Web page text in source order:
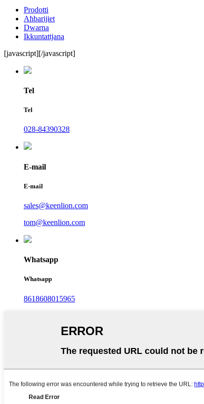
Prodotti
Aħbarijiet
Dwarna
Ikkuntattjana
[javascript][/javascript]
Tel
Tel
028-84390328
E-mail
E-mail
sales@keenlion.com
tom@keenlion.com
Whatsapp
Whatsapp
8618608015965